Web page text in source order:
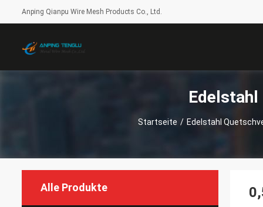
Anping Qianpu Wire Mesh Products Co., Ltd.
Startseite / Edelstahl
Alle Produkte